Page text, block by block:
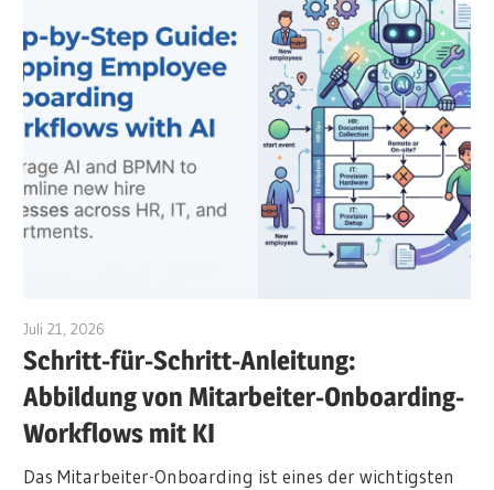
and
More
Juli 21, 2026
Schritt-für-Schritt-Anleitung:
Abbildung von Mitarbeiter-Onboarding-
Workflows mit KI
Das Mitarbeiter-Onboarding ist eines der wichtigsten